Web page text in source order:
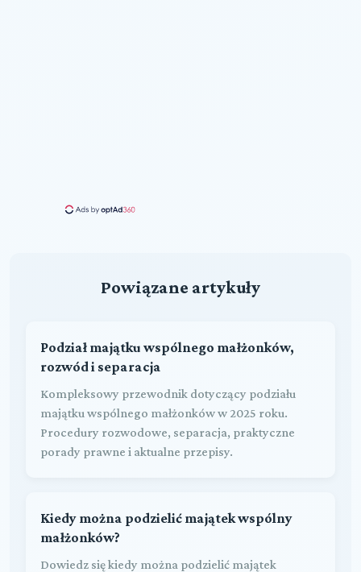
Powiązane artykuły
Podział majątku wspólnego małżonków,
rozwód i separacja
Kompleksowy przewodnik dotyczący podziału
majątku wspólnego małżonków w 2025 roku.
Procedury rozwodowe, separacja, praktyczne
porady prawne i aktualne przepisy.
Kiedy można podzielić majątek wspólny
małżonków?
Dowiedz się kiedy można podzielić majątek